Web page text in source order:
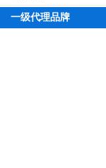
一级代理品牌